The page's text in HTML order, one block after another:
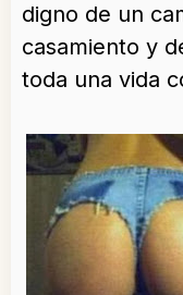
digno de un
casamiento y
toda una vida